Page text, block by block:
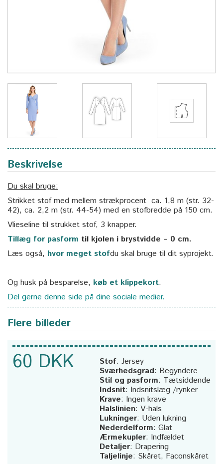
Beskrivelse
Du skal bruge:
Strikket stof med mellem strækprocent ca. 1,8 m (str. 32-
42), ca. 2,2 m (str. 44-54) med en stofbredde på 150 cm.
Vlieseline til strukket stof, 3 knapper.
Tillæg for pasform til kjolen i brystvidde – 0 cm.
Læs også, hvor meget stofdu skal bruge til dit syprojekt.
Og husk på besparelse, køb et klippekort.
Del gerne denne side på dine sociale medier.
Flere billeder
60 DKK Stof: Jersey
Sværhedsgrad: Begyndere
Stil og pasform: Tætsiddende
Indsnit: Indsnitslæg /rynker
Krave: Ingen krave
Halslinien: V-hals
Lukninger: Uden lukning
Nederdelform: Glat
Ærmekupler: Indfældet
Detaljer: Drapering
Taljelinje: Skåret, Faconskåret